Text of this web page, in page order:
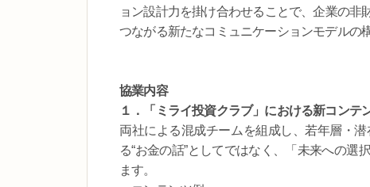
ョン設計力を掛け合わせることで、企業の
つながる新たなコミュニケーションモデルの
協業内容
１．「ミライ投資クラブ」における新コンテ
両社による混成チームを組成し、若年層・
る“お金の話”としてではなく、「未来への
ます。